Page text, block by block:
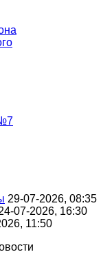
29-07-2026, 08:35
07-2026, 16:30
11:50